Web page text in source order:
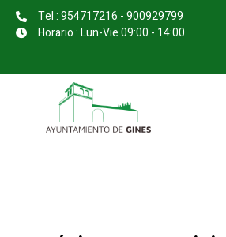
Tel : 954717216 - 900929799
Horario : Lun-Vie 09:00 - 14:00